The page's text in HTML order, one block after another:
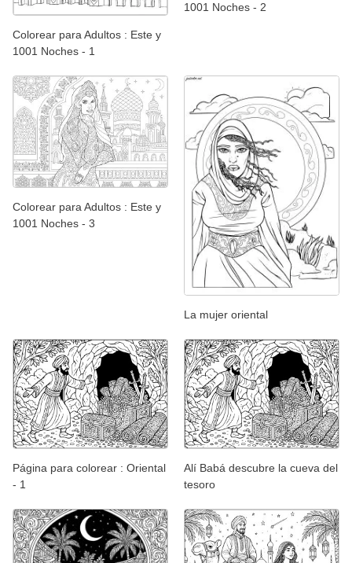
Colorear para Adultos : Este y
1001 Noches - 1
1001 Noches - 2
Colorear para Adultos : Este y
1001 Noches - 3
La mujer oriental
Página para colorear : Oriental
- 1
Alí Babá descubre la cueva del
tesoro